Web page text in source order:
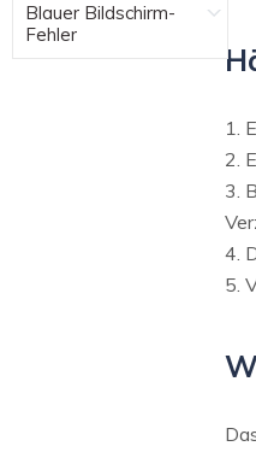
1.
2.
3.
4.
5.
Blauer Bildschirm-
Fehler